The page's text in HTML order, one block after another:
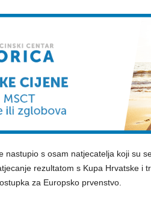
nastupio s osam natjecatelja koji su
rezultatom s Kupa Hrvatske i
za Europsko prvenstvo.